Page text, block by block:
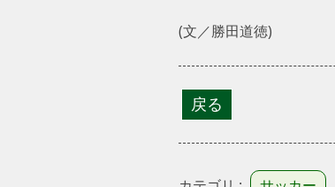
(文／勝田道徳)